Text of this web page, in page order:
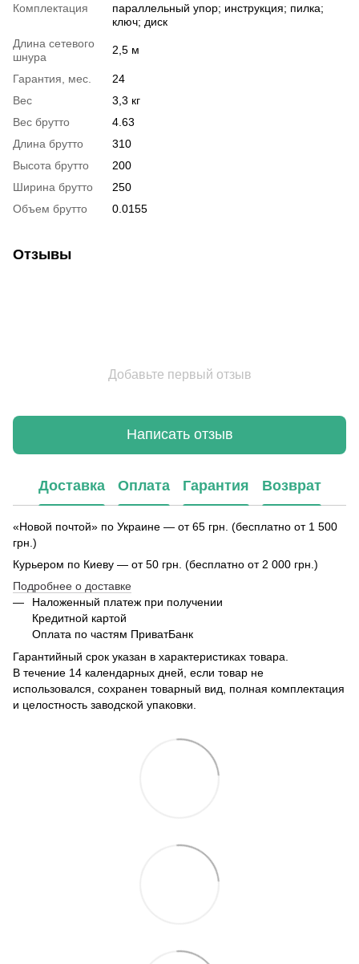
Комплектация
параллельный упор; инструкция; пилка;
ключ; диск
Длина сетевого
шнура
2,5 м
Гарантия, мес.
24
Вес
3,3 кг
Вес брутто
4.63
Длина брутто
310
Высота брутто
200
Ширина брутто
250
Объем брутто
0.0155
Отзывы
Добавьте первый отзыв
Написать отзыв
Доставка Оплата Гарантия Возврат
«Новой почтой» по Украине — от 65 грн. (бесплатно от 1 500
грн.)
Курьером по Киеву — от 50 грн. (бесплатно от 2 000 грн.)
Подробнее о доставке
Наложенный платеж при получении
Кредитной картой
Оплата по частям ПриватБанк
Гарантийный срок указан в характеристиках товара.
В течение 14 календарных дней, если товар не
использовался, сохранен товарный вид, полная комплектация
и целостность заводской упаковки.